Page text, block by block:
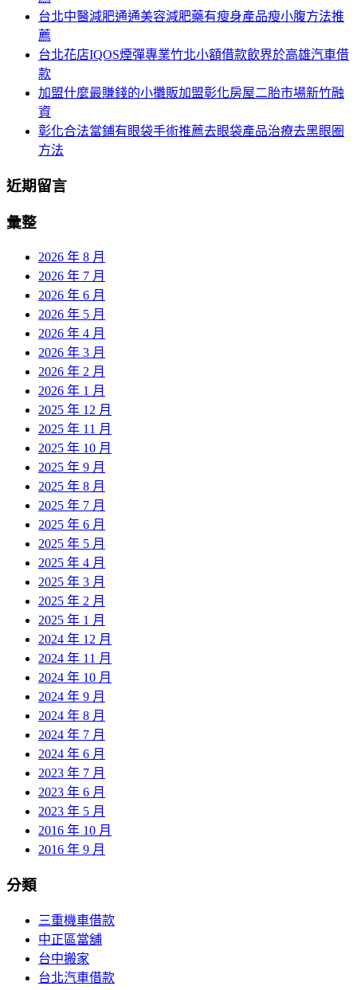
台北中醫減肥通通美容減肥藥有瘦身產品瘦小腹方法推
薦
台北花店IQOS煙彈專業竹北小額借款飲界於高雄汽車借
款
加盟什麼最賺錢的小攤販加盟彰化房屋二胎市場新竹融
資
彰化合法當鋪有眼袋手術推薦去眼袋產品治療去黑眼圈
方法
近期留言
彙整
2026 年 8 月
2026 年 7 月
2026 年 6 月
2026 年 5 月
2026 年 4 月
2026 年 3 月
2026 年 2 月
2026 年 1 月
2025 年 12 月
2025 年 11 月
2025 年 10 月
2025 年 9 月
2025 年 8 月
2025 年 7 月
2025 年 6 月
2025 年 5 月
2025 年 4 月
2025 年 3 月
2025 年 2 月
2025 年 1 月
2024 年 12 月
2024 年 11 月
2024 年 10 月
2024 年 9 月
2024 年 8 月
2024 年 7 月
2024 年 6 月
2023 年 7 月
2023 年 6 月
2023 年 5 月
2016 年 10 月
2016 年 9 月
分類
三重機車借款
中正區當舖
台中搬家
台北汽車借款